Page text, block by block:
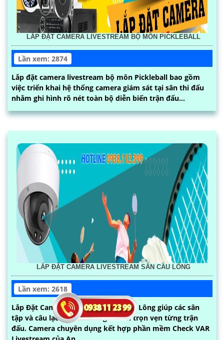
LẮP ĐẶT CAMERA LIVESTREAM BỘ MÔN PICKLEBALL
Lần xem: 2874
Lắp đặt camera livestream bộ môn Pickleball bao gồm
việc triển khai hệ thống camera giám sát tại sân thi đấu
nhằm ghi hình rõ nét toàn bộ diễn biến trận đấu...
LẮP ĐẶT CAMERA LIVESTREAM SÂN CẦU LÔNG
Lần xem: 2618
Lắp Đặt Camera Livestream Sân Cầu Lông giúp các sân
tập và câu lạc bộ cầu lônh ghi hình trọn vẹn từng trận
đấu. Camera chuyên dụng kết hợp phần mềm Check VAR